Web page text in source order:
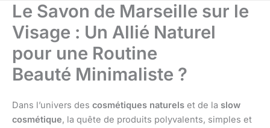
Le Savon de Marseille sur le
Visage : Un Allié Naturel
pour une Routine
Beauté Minimaliste ?
Dans l’univers des cosmétiques naturels et de la slow
cosmétique, la quête de produits polyvalents, simples et